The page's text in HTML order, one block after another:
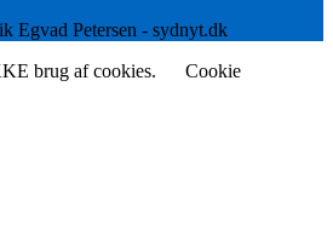
Egvad Petersen - sydnyt.dk
brug af cookies.
Cookie